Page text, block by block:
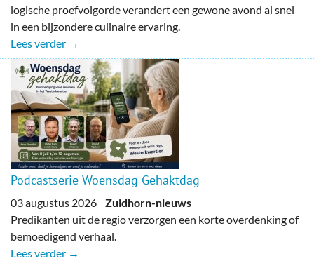
logische proefvolgorde verandert een gewone avond al snel
in een bijzondere culinaire ervaring.
Lees verder →
Podcastserie Woensdag Gehaktdag
03 augustus 2026 Zuidhorn-nieuws
Predikanten uit de regio verzorgen een korte overdenking of
bemoedigend verhaal.
Lees verder →